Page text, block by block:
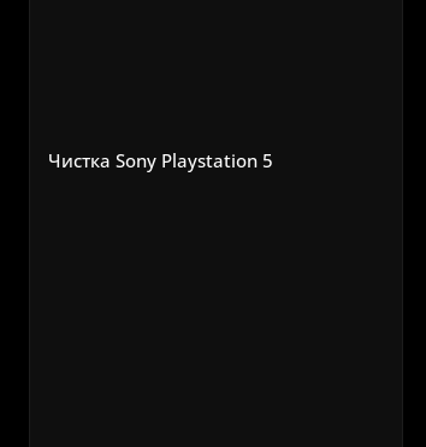
Чистка Sony Playstation 5